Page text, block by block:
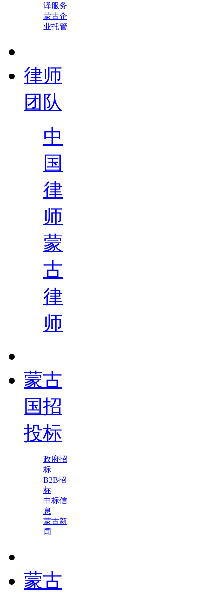
译服务
蒙古企
业托管
律师
团队
中
国
律
师
蒙
古
律
师
蒙古
国招
投标
政府招
标
B2B招
标
中标信
息
蒙古新
闻
蒙古